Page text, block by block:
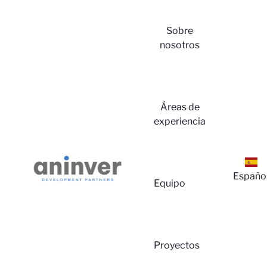
Sobre
nosotros
Áreas de
experiencia
Equipo
Proyectos